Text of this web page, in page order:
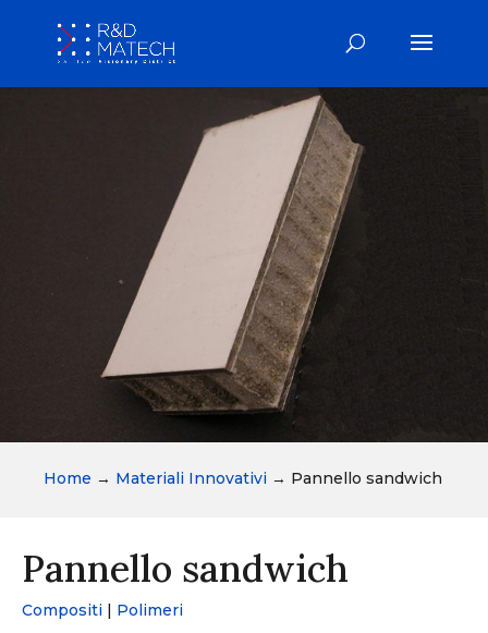
Home → Materiali Innovativi → Pannello sandwich
Pannello sandwich
Compositi | Polimeri